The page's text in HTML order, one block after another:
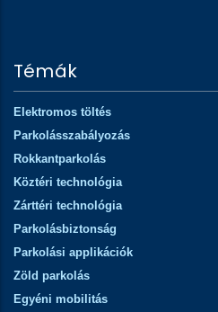
Témák
Elektromos töltés
Parkolásszabályozás
Rokkantparkolás
Köztéri technológia
Zárttéri technológia
Parkolásbiztonság
Parkolási applikációk
Zöld parkolás
Egyéni mobilitás